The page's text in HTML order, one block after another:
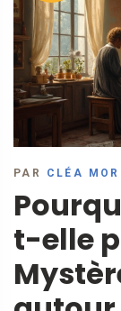
PAR CLÉA
t-elle